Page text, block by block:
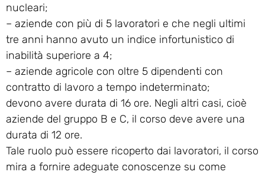
nucleari;
– aziende con più di 5 lavoratori e che negli ultimi
tre anni hanno avuto un indice infortunistico di
inabilità superiore a 4;
– aziende agricole con oltre 5 dipendenti con
contratto di lavoro a tempo indeterminato;
devono avere durata di 16 ore. Negli altri casi, cioè
aziende del gruppo B e C, il corso deve avere una
durata di 12 ore.
Tale ruolo può essere ricoperto dai lavoratori, il corso
mira a fornire adeguate conoscenze su come